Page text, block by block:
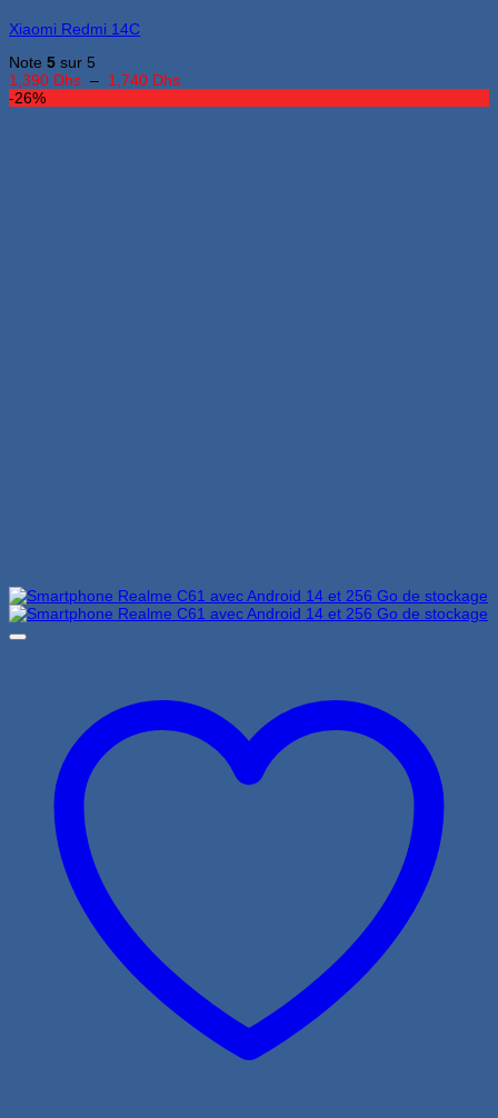
être
sur
la
page
Xiaomi Redmi 14C
Note 5 sur 5
1,390 Dhs – 1,740 DhsPlage
-26%